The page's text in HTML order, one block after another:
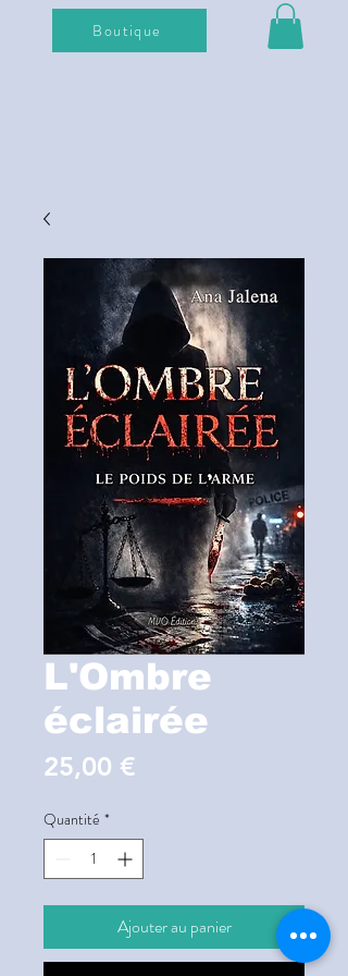
Boutique
L'Ombre
éclairée
25,00 €
Quantité *
Ajouter au panier